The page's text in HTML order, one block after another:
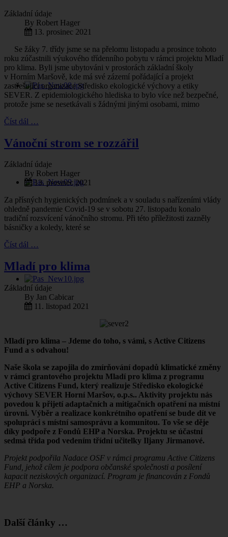
Základní údaje
By Robert Hager
13. prosinec 2021
Se žáky 7. třídy jsme se na přelomu listopadu a prosince tohoto
roku zúčastnili výukového třídenního pobytu v rámci projektu Mladí
pro klima. Byli jsme ubytováni v prostorách základní školy
v Horním Maršově, kde má své zázemí pořádající a projekt
zastřešující organizace Středisko ekologické výchovy a etiky
SEVER. Z epidemiologického hlediska to bylo více než bezpečné,
protože jsme se nesetkávali s žádnými jinými osobami, mimo
Číst dál …
Vánoční strom se rozzářil
Základní údaje
By Robert Hager
13. prosinec 2021
Za přísných hygienických podmínek a v souladu s nařízeními vlády
ohledně pandemie Covid-19 se v sobotu 27. listopadu konalo
tradiční rozsvícení vánočního stromu. Při této příležitosti zazněly
básničky a koledy, které se
Číst dál …
Mladí pro klima
Základní údaje
By Jan Cabicar
11. listopad 2021
Mladí pro klima – Jdeme do toho, s vámi, s Active Citizens
Fund a s odvahou!
Naše škola se zapojila do zmírňování dopadů klimatické změny
v rámci grantového projektu Mladí pro klima z programu
Active Citizens Fund, který realizuje Středisko ekologické
výchovy SEVER Horní Maršov, o.p.s.. Aktivity projektu nás
povedou k přijetí adaptačních a mitigačních opatření na místní
úrovni. Výběr a realizace konkrétního opatření se bude dít ve
spolupráci s místní samosprávu a komunitou. To vše se děje
díky podpoře z Fondů EHP a Norska. Projektu se účastní
sedmá třída pod vedením třídní učitelky Iljany Jirmanové.
Projekt podpořila Nadace OSF v rámci programu Active Citizens
Fund, jehož cílem je podpora občanské společnosti a posílení
kapacit neziskových organizací. Program je financován z Fondů
EHP a Norska.
Další články …